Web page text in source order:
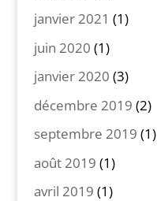
janvier 2021 (1)
juin 2020 (1)
janvier 2020 (3)
décembre 2019 (2)
septembre 2019 (1)
août 2019 (1)
avril 2019 (1)